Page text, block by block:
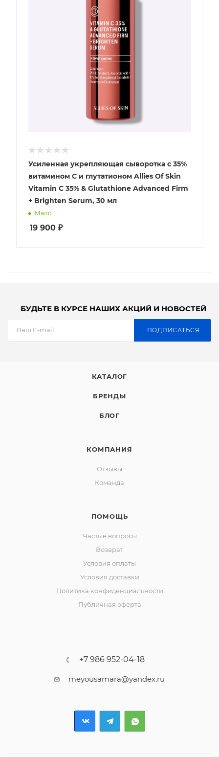
Усиленная укрепляющая сыворотка с 35%
витамином С и глутатионом Allies Of Skin
Vitamin C 35% & Glutathione Advanced Firm
+ Brighten Serum, 30 мл
Мало
19 900 ₽
БУДЬТЕ В КУРСЕ НАШИХ АКЦИЙ И НОВОСТЕЙ
ПОДПИСАТЬСЯ
КАТАЛОГ
БРЕНДЫ
БЛОГ
КОМПАНИЯ
Отзывы
Команда
ПОМОЩЬ
Частые вопросы
Возврат
Условия оплаты
Условия доставки
Политика конфиденциальности
Публичная оферта
+7 986 952-04-18
meyousamara@yandex.ru